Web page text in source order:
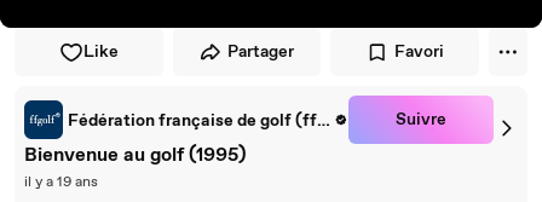
Like Partager Favori
Fédération française de golf (ffgolf) Suivre
Bienvenue au golf (1995)
il y a 19 ans